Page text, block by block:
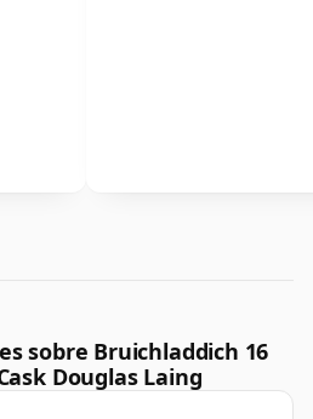
sobre Bruichladdich 16
Douglas Laing